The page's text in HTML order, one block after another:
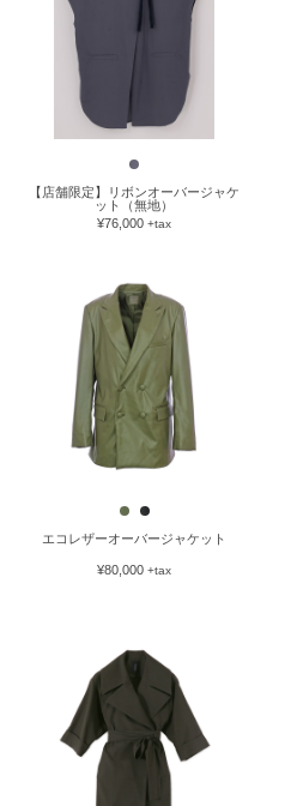
【店舗限定】リボンオーバージャケ
ット（無地）
¥76,000 +tax
エコレザーオーバージャケット
¥80,000 +tax